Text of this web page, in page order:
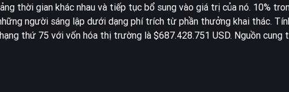
thời gian khác nhau và tiếp tục bổ sung vào giá trị của nó. 10%
người sáng lập dưới dạng phí trích từ phần thưởng khai thác.
thứ 75 với vốn hóa thị trường là $687.428.751 USD. Nguồn cung